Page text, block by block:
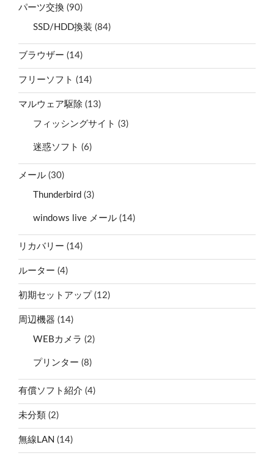
パーツ交換 (90)
SSD/HDD換装 (84)
ブラウザー (14)
フリーソフト (14)
マルウェア駆除 (13)
フィッシングサイト (3)
迷惑ソフト (6)
メール (30)
Thunderbird (3)
windows live メール (14)
リカバリー (14)
ルーター (4)
初期セットアップ (12)
周辺機器 (14)
WEBカメラ (2)
プリンター (8)
有償ソフト紹介 (4)
未分類 (2)
無線LAN (14)